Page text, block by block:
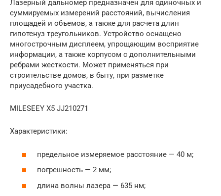
Лазерный дальномер предназначен для одиночных и
суммируемых измерений расстояний, вычисления
площадей и объемов, а также для расчета длин
гипотенуз треугольников. Устройство оснащено
многострочным дисплеем, упрощающим восприятие
информации, а также корпусом с дополнительными
ребрами жесткости. Может применяться при
строительстве домов, в быту, при разметке
приусадебного участка.
MILESEEY X5 JJ210271
Характеристики:
предельное измеряемое расстояние — 40 м;
погрешность — 2 мм;
длина волны лазера — 635 нм;